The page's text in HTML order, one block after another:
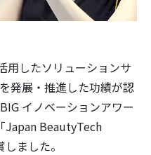
用したソリューションサ
発展・推進した功績が認
イノベーションアワー
Japan BeautyTech
ました。